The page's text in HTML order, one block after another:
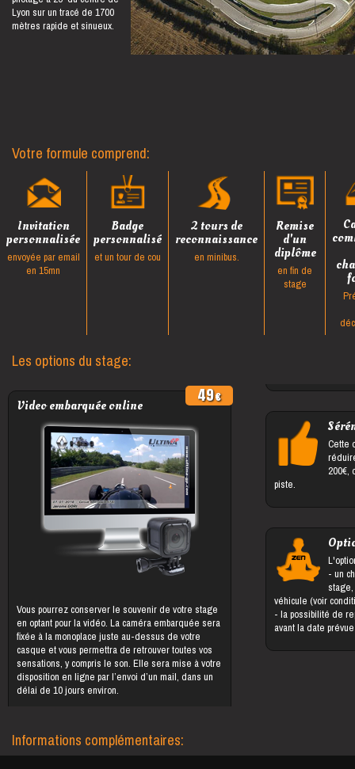
Lyon sur un tracé de 1700
mètres rapide et sinueux.
Votre formule comprend:
Invitation
personnalisée
envoyée par email
en 15mn
Badge
personnalisé
et un tour de cou
2 tours de
reconnaissance
en minibus.
Remise
d'un
diplôme
en fin de
stage
Les options du stage:
Video embarquée online
49
Vous pourrez conserver le souvenir de votre stage
en optant pour la vidéo. La caméra embarquée sera
fixée à la monoplace juste au-dessus de votre
casque et vous permettra de retrouver toutes vos
sensations, y compris le son. Elle sera mise à votre
disposition en ligne par l’envoi d’un mail, dans un
délai de 10 jours environ.
Cette
piste.
- un changement du bénéficiaire du
véhicule (voir
- la possibilité de reporter le stage jusqu'à 5 jours
avant la date
Informations complémentaires: